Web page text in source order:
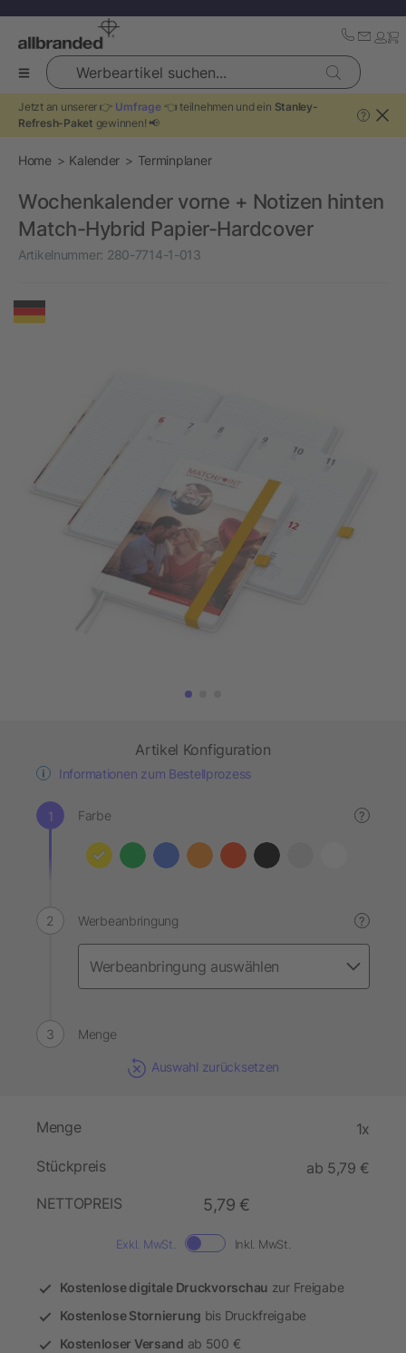
Werbeartikel suchen...
Jetzt an unserer 👉 Umfrage👈 teilnehmen und ein Stanley-
Refresh-Paket gewinnen! 📢
?
Home Kalender Terminplaner
Wochenkalender vorne + Notizen hinten
Match-Hybrid Papier-Hardcover
Artikelnummer: 280-7714-1-013
Artikel Konfiguration
Informationen zum Bestellprozess
Farbe ?
Werbeanbringung ?
Menge
Auswahl zurücksetzen
Menge 1x
Stückpreis
ab 5,79 €
NETTOPREIS
5,79 €
Exkl. MwSt. Inkl. MwSt.
Kostenlose digitale Druckvorschau zur Freigabe
Kostenlose Stornierung bis Druckfreigabe
Kostenloser Versand ab 500 €